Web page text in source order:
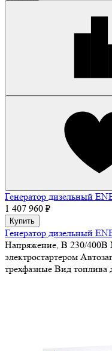
Генератор дизельный
1 407 960 ₽
Купить
Генератор дизельный
Напряжение, В 230/400В
электростартером
трехфазные Вид топлива